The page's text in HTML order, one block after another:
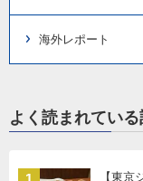
海外レポート
よく読まれてい
【東